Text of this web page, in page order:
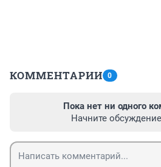
КОММЕНТАРИИ 0
Пока нет ни одного
Начните